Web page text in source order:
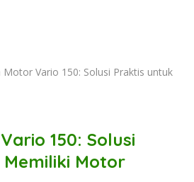
Motor Vario 150: Solusi Praktis untuk
150: Solusi
Motor